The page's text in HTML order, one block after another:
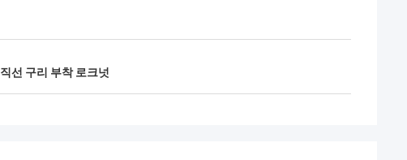
직선 구리 부착 로크넛